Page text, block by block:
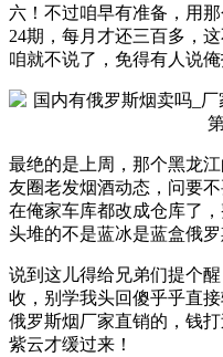
六！不过咱早有准备，用
24期，每月才还三百多，
咱就不说了，免得有人说俺
最绝的是上周，那个黑龙
友圈老发烟酒动态，问要
在俺家车库都改成仓库了
头堆的不是蓝冰是蓝盒俄罗
说到这儿得给兄弟们提个
收，别学我头回傻乎乎直
俄罗斯烟厂家直销的，钱
紫云才缓过来！